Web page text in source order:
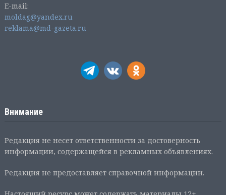
E-mail:
moldag@yandex.ru
reklama@md-gazeta.ru
Внимание
Редакция не несет ответственности за достоверность
информации, содержащейся в рекламных объявлениях.
Редакция не предоставляет справочной информации.